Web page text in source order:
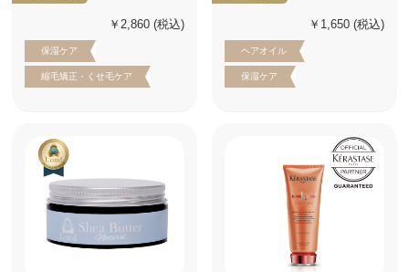
￥2,860 (税込)
保湿ケア
縮毛矯正・くせ毛ケア
￥1,650 (税込)
ヘアオイル
保湿ケア